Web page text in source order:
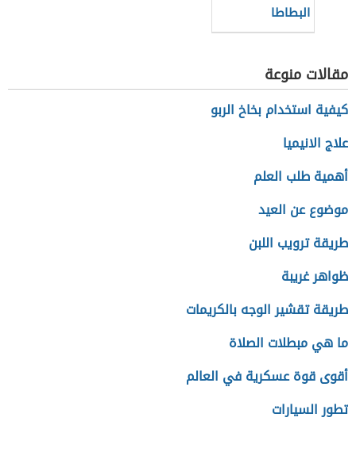
البطاطا
المهروسة
مقالات منوعة
كيفية استخدام بخاخ الربو
علاج الانيميا
أهمية طلب العلم
موضوع عن العيد
طريقة ترويب اللبن
ظواهر غريبة
طريقة تقشير الوجه بالكريمات
ما هي مبطلات الصلاة
أقوى قوة عسكرية في العالم
تطور السيارات